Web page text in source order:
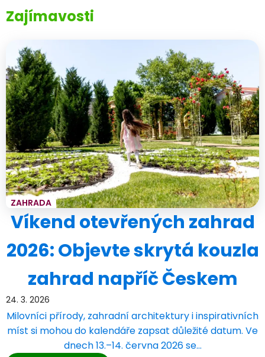
Zajímavosti
ZAHRADA
Víkend otevřených zahrad
2026: Objevte skrytá kouzla
zahrad napříč Českem
24. 3. 2026
Milovníci přírody, zahradní architektury i inspirativních
míst si mohou do kalendáře zapsat důležité datum. Ve
dnech 13.–14. června 2026 se…